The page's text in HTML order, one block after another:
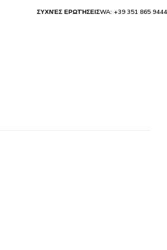
ΣΥΧΝΈΣ ΕΡΩΤΉΣΕΙΣWA: +39 351 865 9444